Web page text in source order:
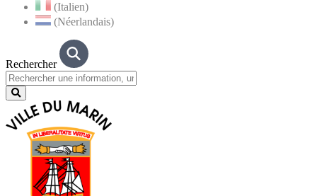
(Italien)
(Néerlandais)
Rechercher
Lancer
la
recherche